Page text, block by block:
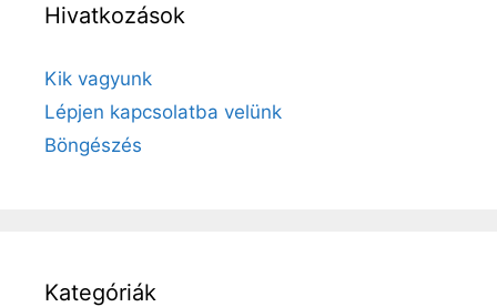
Hivatkozások
Kik vagyunk
Lépjen kapcsolatba velünk
Böngészés
Kategóriák